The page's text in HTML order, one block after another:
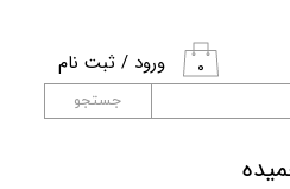
۰ ورود / ثبت نام
حساب کاربری من
جستجو